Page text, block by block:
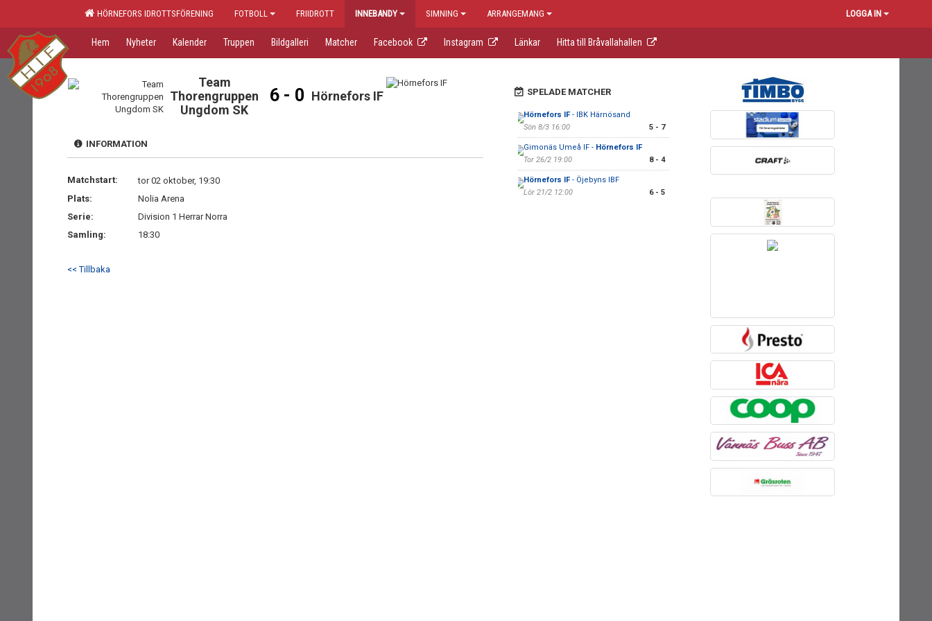
HÖRNEFORS IDROTTSFÖRENING FOTBOLL FRIIDROTT INNEBANDY SIMNING ARRANGEMANG LOGGA IN
Hem Nyheter Kalender Truppen Bildgalleri Matcher Facebook Instagram Länkar Hitta till Bråvallahallen
Team
Thorengruppen
Ungdom SK
6 - 0 Hörnefors IF
INFORMATION
Matchstart:
tor 02 oktober, 19:30
Plats:
Nolia Arena
Serie:
Division 1 Herrar Norra
Samling:
18:30
<< Tillbaka
SPELADE MATCHER
Hörnefors IF- IBK Härnösand
Sön 8/3 16:00
5 - 7
Gimonäs Umeå IF - Hörnefors IF
Tor 26/2 19:00
8 - 4
Hörnefors IF- Öjebyns IBF
Lör 21/2 12:00
6 - 5